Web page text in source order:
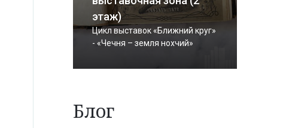
этаж)
Цикл выставок «Ближний круг»
- «Чечня – земля нохчий»
Блог